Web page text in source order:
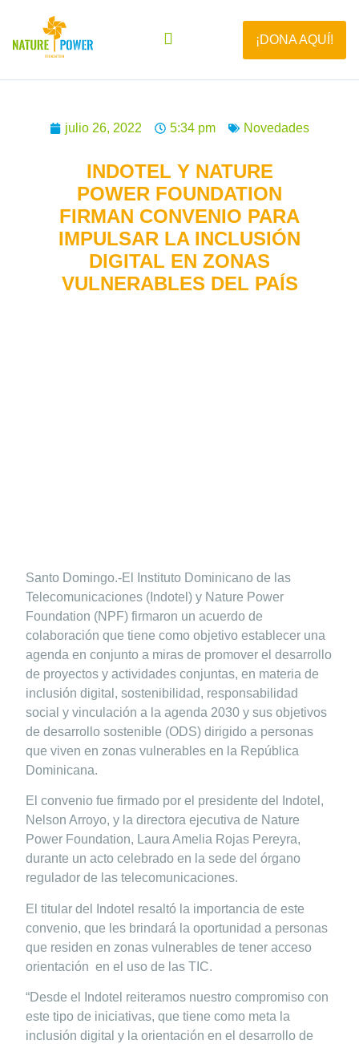
¡DONA AQUÍ!
julio 26, 2022 5:34 pm Novedades
INDOTEL Y NATURE
POWER FOUNDATION
FIRMAN CONVENIO PARA
IMPULSAR LA INCLUSIÓN
DIGITAL EN ZONAS
VULNERABLES DEL PAÍS
Santo Domingo.-El Instituto Dominicano de las
Telecomunicaciones (Indotel) y Nature Power
Foundation (NPF) firmaron un acuerdo de
colaboración que tiene como objetivo establecer una
agenda en conjunto a miras de promover el desarrollo
de proyectos y actividades conjuntas, en materia de
inclusión digital, sostenibilidad, responsabilidad
social y vinculación a la agenda 2030 y sus objetivos
de desarrollo sostenible (ODS) dirigido a personas
que viven en zonas vulnerables en la República
Dominicana.
El convenio fue firmado por el presidente del Indotel,
Nelson Arroyo, y la directora ejecutiva de Nature
Power Foundation, Laura Amelia Rojas Pereyra,
durante un acto celebrado en la sede del órgano
regulador de las telecomunicaciones.
El titular del Indotel resaltó la importancia de este
convenio, que les brindará la oportunidad a personas
que residen en zonas vulnerables de tener acceso
orientación en el uso de las TIC.
“Desde el Indotel reiteramos nuestro compromiso con
este tipo de iniciativas, que tiene como meta la
inclusión digital y la orientación en el desarrollo de